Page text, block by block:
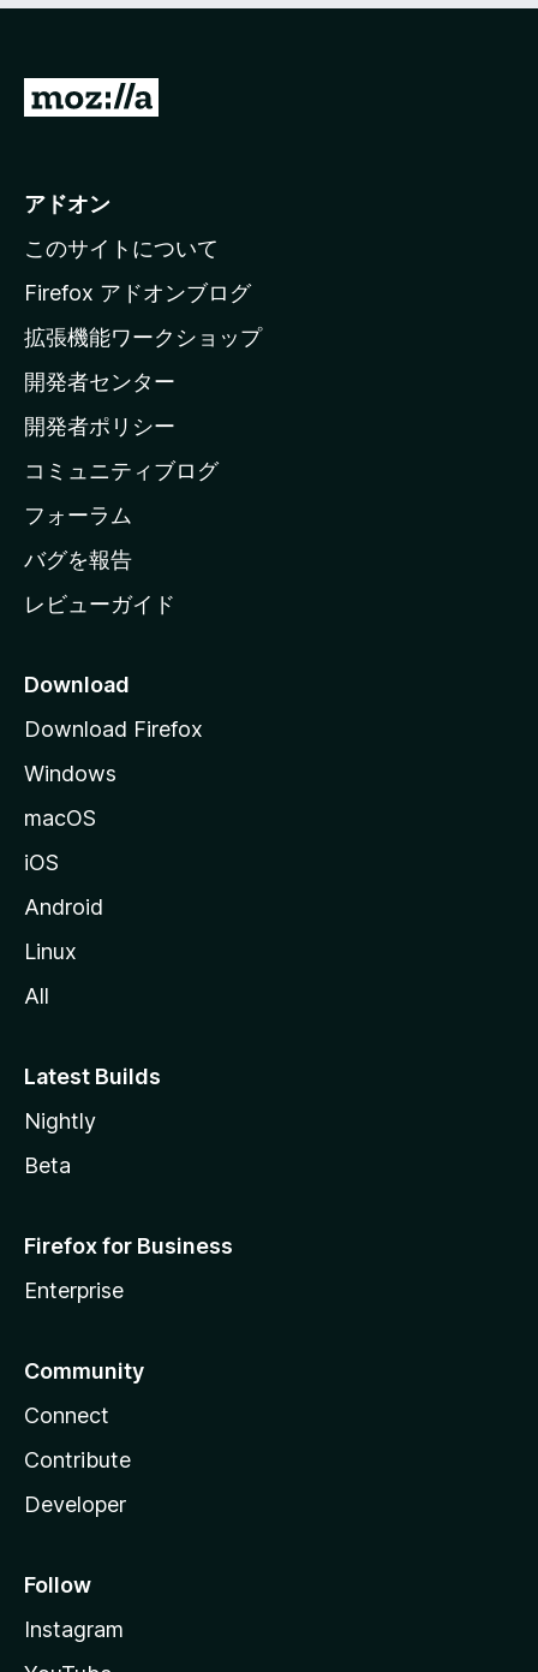
M
i
l
a
ホ
ー
ム
ー
ジ
へ
アドオン
このサイトについて
Firefox アドオンブログ
拡張機能ワークショップ
開発者センター
開発者ポリシー
コミュニティブログ
フォーラム
バグを報告
レビューガイド
Download
Download Firefox
Windows
macOS
iOS
Android
Linux
All
Latest Builds
Nightly
Beta
Firefox for Business
Enterprise
Community
Connect
Contribute
Developer
Follow
Instagram